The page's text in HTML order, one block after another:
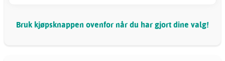
Bruk kjøpsknappen ovenfor når du har gjort dine valg!